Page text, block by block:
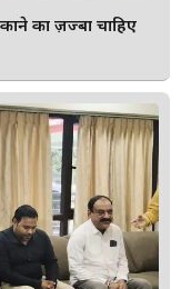
का ज़ज्बा चाहिए